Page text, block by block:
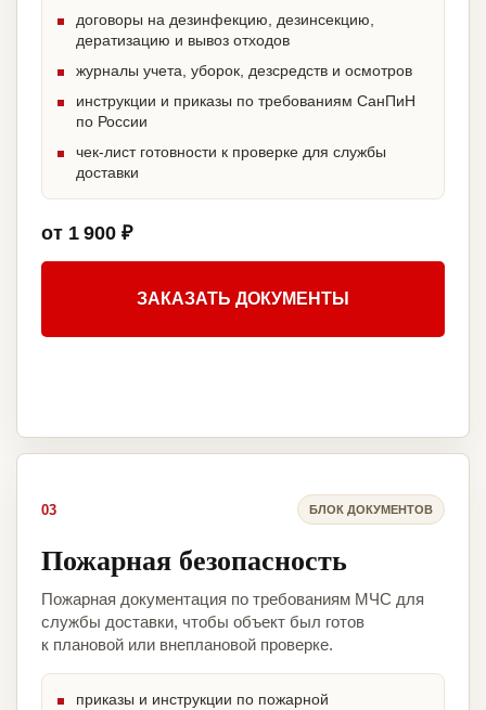
договоры на дезинфекцию, дезинсекцию,
дератизацию и вывоз отходов
журналы учета, уборок, дезсредств и осмотров
инструкции и приказы по требованиям СанПиН
по России
чек-лист готовности к проверке для службы
доставки
от 1 900 ₽
ЗАКАЗАТЬ ДОКУМЕНТЫ
03 БЛОК ДОКУМЕНТОВ
Пожарная безопасность
Пожарная документация по требованиям МЧС для
службы доставки, чтобы объект был готов
к плановой или внеплановой проверке.
приказы и инструкции по пожарной